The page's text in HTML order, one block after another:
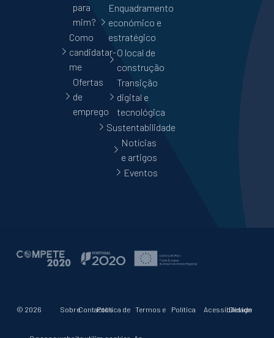
para
mim?
Como
candidatar-
me
Ofertas
de
emprego
Enquadramento
económico e
estratégico
O local de
construção
Transição
digital e
tecnológica
Sustentabilidade
Notícias
e artigos
Eventos
© 2026
SobreContactosPolítica de Termos e
Política
Acessibilidade
Design